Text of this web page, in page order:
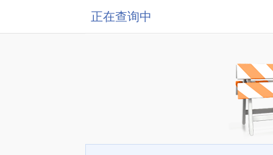
正在查询中